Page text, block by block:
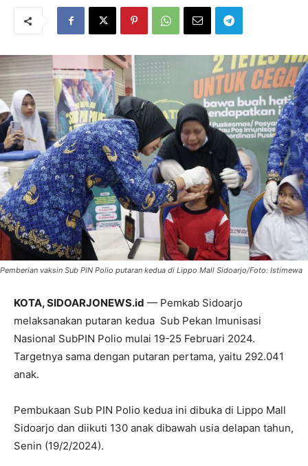
Pemberian vaksin Sub PIN Polio putaran kedua di Lippo Mall Sidoarjo/Foto: Istimewa
KOTA, SIDOARJONEWS.id — Pemkab Sidoarjo
melaksanakan putaran kedua Sub Pekan Imunisasi
Nasional SubPIN Polio mulai 19-25 Februari 2024.
Targetnya sama dengan putaran pertama, yaitu 292.041
anak.
Pembukaan Sub PIN Polio kedua ini dibuka di Lippo Mall
Sidoarjo dan diikuti 130 anak dibawah usia delapan tahun,
Senin (19/2/2024).